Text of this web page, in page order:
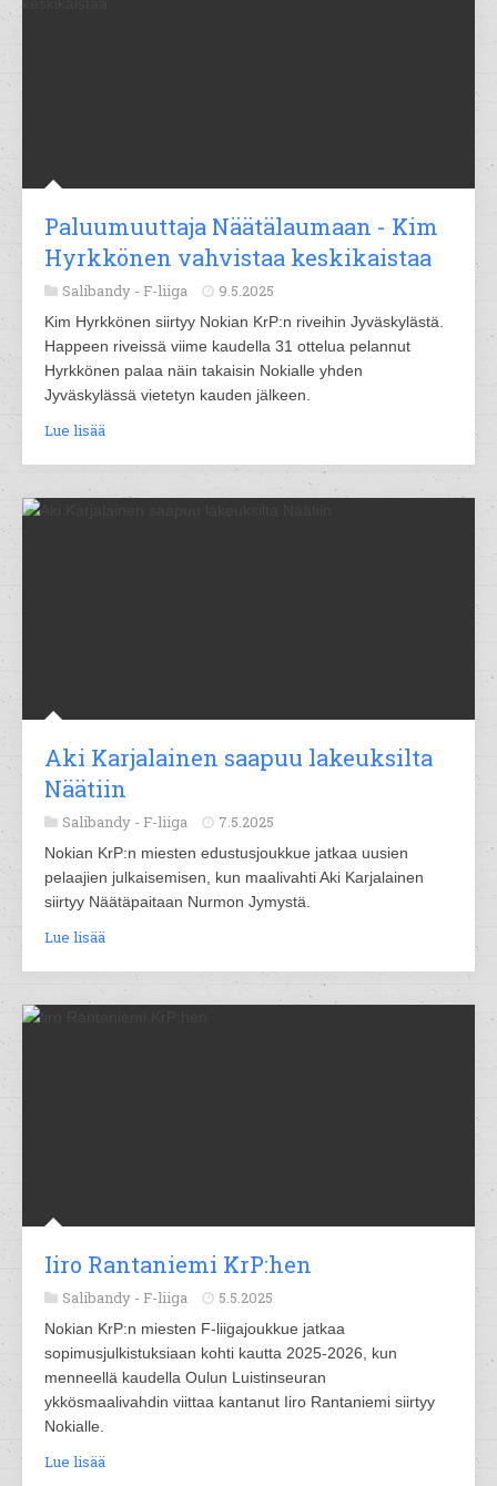
Paluumuuttaja Näätälaumaan - Kim
Hyrkkönen vahvistaa keskikaistaa
Salibandy - F-liiga 9.5.2025
Kim Hyrkkönen siirtyy Nokian KrP:n riveihin Jyväskylästä.
Happeen riveissä viime kaudella 31 ottelua pelannut
Hyrkkönen palaa näin takaisin Nokialle yhden
Jyväskylässä vietetyn kauden jälkeen.
Lue lisää
Aki Karjalainen saapuu lakeuksilta
Näätiin
Salibandy - F-liiga 7.5.2025
Nokian KrP:n miesten edustusjoukkue jatkaa uusien
pelaajien julkaisemisen, kun maalivahti Aki Karjalainen
siirtyy Näätäpaitaan Nurmon Jymystä.
Lue lisää
Iiro Rantaniemi KrP:hen
Salibandy - F-liiga 5.5.2025
Nokian KrP:n miesten F-liigajoukkue jatkaa
sopimusjulkistuksiaan kohti kautta 2025-2026, kun
menneellä kaudella Oulun Luistinseuran
ykkösmaalivahdin viittaa kantanut Iiro Rantaniemi siirtyy
Nokialle.
Lue lisää